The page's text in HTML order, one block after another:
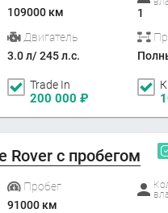
109000 км
1
Двигатель
3.0 л/ 245 л.с.
Trade In
200 000 ₽
Rover с пробегом
Пробег
91000 км